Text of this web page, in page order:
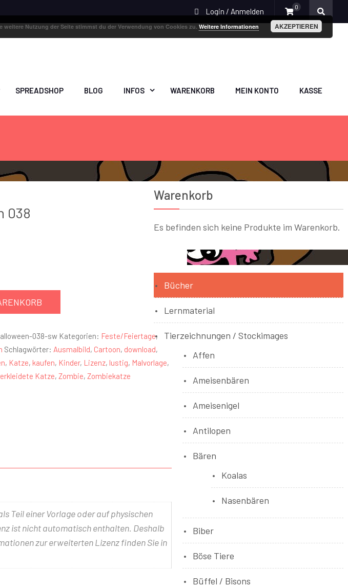
Login / Anmelden 0
SPREADSHOP BLOG INFOS WARENKORB MEIN KONTO KASSE
038
038-sw Kategorien: Feste/Feiertage,
Schlagwörter: Ausmalbild, Cartoon, download,
, Katze, kaufen, Kinder, Lizenz, lustig, Malvorlage,
Katze, Zombie, Zombiekatze
Teil einer Vorlage oder auf physischen
ist nicht automatisch enthalten. Deshalb
zur erweiterten Lizenz finden Sie in
Warenkorb
Es befinden sich keine Produkte im Warenkorb.
Bücher
Lernmaterial
Tierzeichnungen / Stockimages
Affen
Ameisenbären
Ameisenigel
Antilopen
Bären
Koalas
Nasenbären
Biber
Böse Tiere
Büffel / Bisons
weitere Nutzung der Seite stimmst du der Verwendung von Cookies zu. Weitere Informationen AKZEPTIEREN